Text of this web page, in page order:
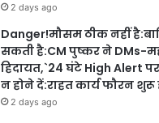
2 days ago
Danger!मौसम ठीक नहीं
सकती है:CM पुष्कर ने DMs-
हिदायत,`24 घंटे High Alert
न होने दें:राहत कार्य फौरन शुरू
2 days ago